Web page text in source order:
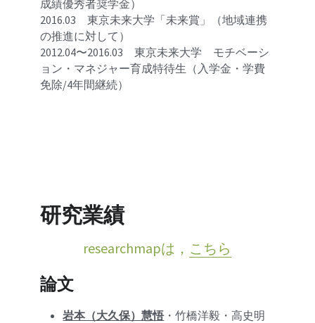
成績優秀者奨学金）
2016.03　東京未来大学「未来賞」（地域連携
の推進に対して）
2012.04〜2016.03　東京未来大学　モチベーシ
ョン・マネジャー育成特待生（入学金・学費
免除/4年間継続）
研究業績
researchmapは， こちら
論文
岩本（大久保）慧悟・竹橋洋毅・高史明